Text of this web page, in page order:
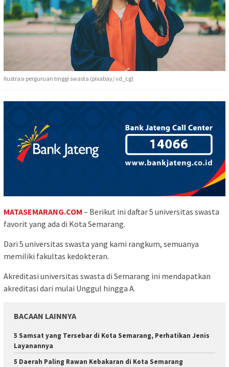
Ilustrasi perguruan tinggi swasta (pixabay/ vd_cg)
MATASEMARANG.COM – Berikut ini daftar 5 universitas swasta
favorit yang ada di Kota Semarang.
Dari 5 universitas swasta yang kami rangkum, semuanya
memiliki fakultas kedokteran.
Akreditasi universitas swasta di Semarang ini mendapatkan
akreditasi dari mulai Unggul hingga A.
BACAAN LAINNYA
5 Samsat yang Tersebar di Kota Semarang, Perhatikan Jenis
Layanannya
5 Daerah Paling Rawan Kebakaran di Kota Semarang